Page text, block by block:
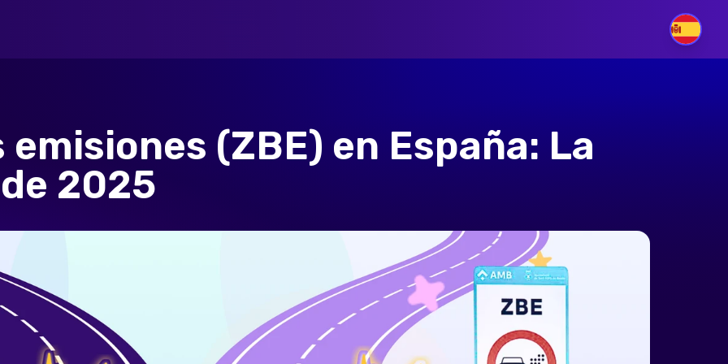
ES
(ZBE) en España: La
2025